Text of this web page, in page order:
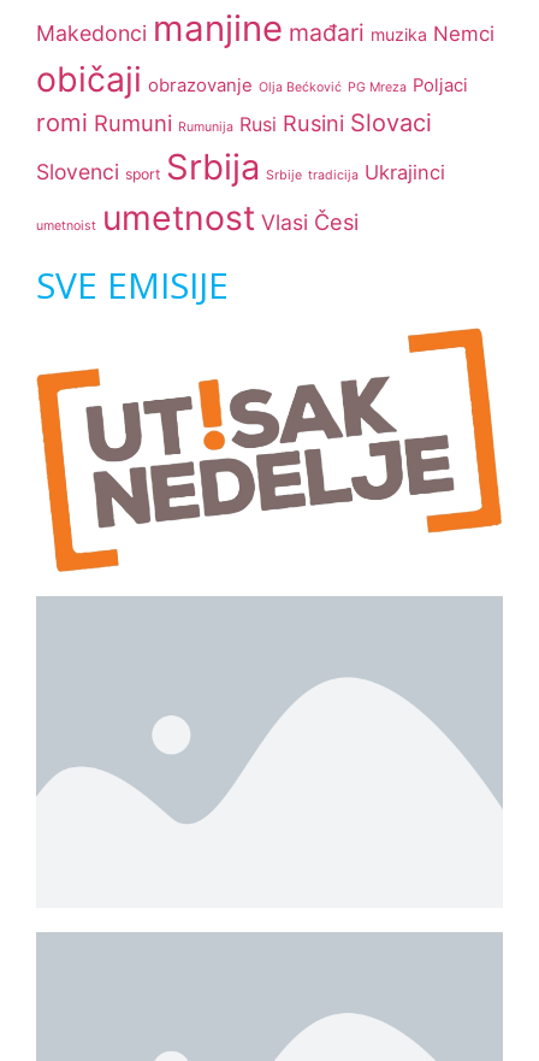
Makedonci manjine mađari muzika Nemci
običaji obrazovanje Olja Bećković PG Mreza Poljaci
romi Rumuni Rumunija Rusi Rusini Slovaci
Slovenci sport Srbija Srbije tradicija Ukrajinci
umetnoist umetnost Vlasi Česi
SVE EMISIJE